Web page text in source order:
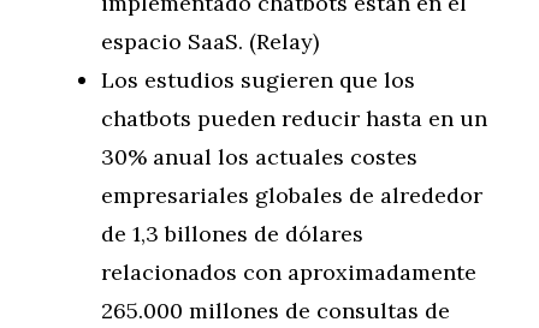
espacio SaaS. (Relay)
Los estudios sugieren que los
chatbots pueden reducir hasta en un
30% anual los actuales costes
empresariales globales de alrededor
de 1,3 billones de dólares
relacionados con aproximadamente
265.000 millones de consultas de